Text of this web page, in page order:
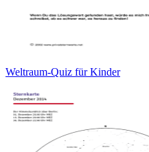
Weltraum-Quiz für Kinder